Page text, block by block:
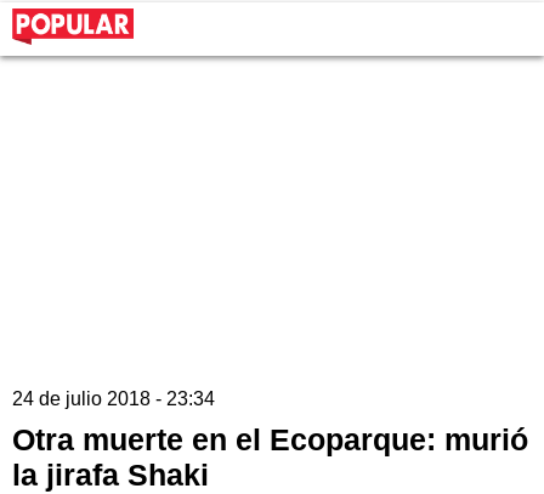
24 de julio 2018 - 23:34
Otra muerte en el Ecoparque: murió
la jirafa Shaki